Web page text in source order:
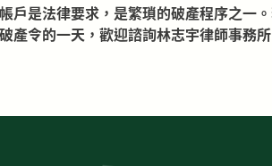
戶是法律要求，是繁瑣的破產程序之一
產令的一天，歡迎諮詢林志宇律師事務